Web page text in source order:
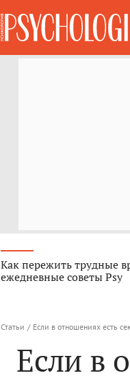
Как пережить трудные
ежедневные советы Psy
Статьи / Если в отношениях есть
Если в